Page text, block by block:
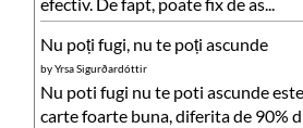
efectiv. De fapt, poate fix de as...
Nu poți fugi, nu te poți ascunde
byYrsa Sigurðardóttir
Nu poti fugi nu te poti ascunde
carte foarte buna, diferita de 90%